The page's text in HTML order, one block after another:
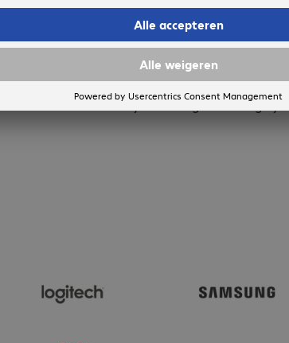
In winkelwagen
Aan lijst toevoegen Vergelijken